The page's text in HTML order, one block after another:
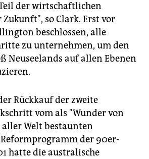
der wirtschaftlichen
so Clark. Erst vor
beschlossen, alle
zu unternehmen, um den
Neuseelands auf allen Ebenen
Rückkauf der zweite
vom als "Wunder von
Welt bestaunten
der 90er-
hatte die australische